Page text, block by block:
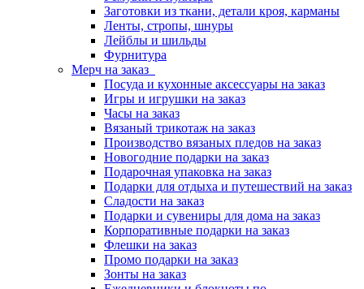
Заготовки из ткани, детали кроя, карманы
Ленты, стропы, шнуры
Лейблы и шильды
Фурнитура
Мерч на заказ
Посуда и кухонные аксессуары на заказ
Игры и игрушки на заказ
Часы на заказ
Вязаный трикотаж на заказ
Производство вязаных пледов на заказ
Новогодние подарки на заказ
Подарочная упаковка на заказ
Подарки для отдыха и путешествий на заказ
Сладости на заказ
Подарки и сувениры для дома на заказ
Корпоративные подарки на заказ
Флешки на заказ
Промо подарки на заказ
Зонты на заказ